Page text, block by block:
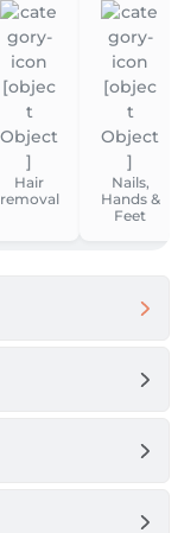
Hair
removal
Nails,
Hands &
Feet